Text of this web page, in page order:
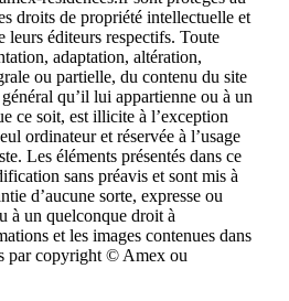
droits de propriété intellectuelle et
leurs éditeurs respectifs. Toute
adaptation, altération,
ou partielle, du contenu du site
qu’il lui appartienne ou à un
ce soit, est illicite à l’exception
ordinateur et réservée à l’usage
Les éléments présentés dans ce
sans préavis et sont mis à
d’aucune sorte, expresse ou
à un quelconque droit à
et les images contenues dans
par copyright © Amex ou